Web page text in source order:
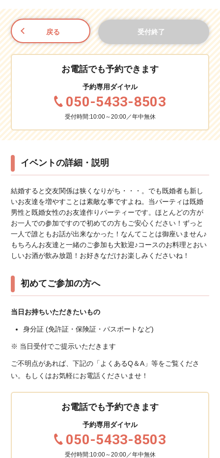
戻る 受付終了
お電話でも予約できます
予約専用ダイヤル
050-5433-8503
受付時間:10:00～20:00／年中無休
イベントの詳細・説明
結婚すると交友関係は狭くなりがち・・・。でも既婚者も新し
いお友達を増やすことは素敵な事ですよね。当パーティは既婚
男性と既婚女性のお友達作りパーティーです。ほとんどの方が
お一人での参加ですので初めての方もご安心ください！ずっと
一人で誰ともお話が出来なかった！なんてことは御座いません♪
もちろんお友達と一緒のご参加も大歓迎♪コースのお料理とおい
しいお酒が飲み放題！お好きなだけお楽しみくださいね！
初めてご参加の方へ
当日お持ちいただきたいもの
身分証 (免許証・保険証・パスポートなど)
※ 当日受付でご提示いただきます
ご不明点があれば、下記の「よくあるQ＆A」等をご覧くださ
い。もしくはお気軽にお電話くださいませ！
お電話でも予約できます
予約専用ダイヤル
050-5433-8503
受付時間:10:00～20:00／年中無休